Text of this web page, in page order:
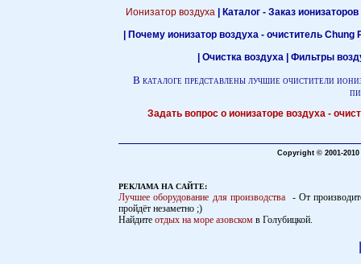
Ионизатор воздуха
Каталог - Заказ
Почему ионизатор воздуха - очиститель
Очистка воздуха | Фильтры
В каталоге представлены лучшие очистители
Задать вопрос о ионизаторе воздуха -
Copyright © 2001-2010
РЕКЛАМА НА САЙТЕ:
Лучшееоборудование для производства - От
пройдёт незаметно ;)
Найдите отдых на море азовском в Голубицкой.